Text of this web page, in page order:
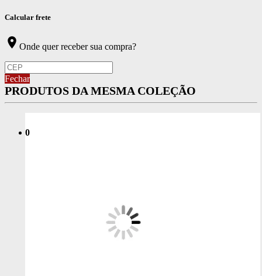
Calcular frete
location_on Onde quer receber sua compra?
Fechar
PRODUTOS DA MESMA COLEÇÃO
0